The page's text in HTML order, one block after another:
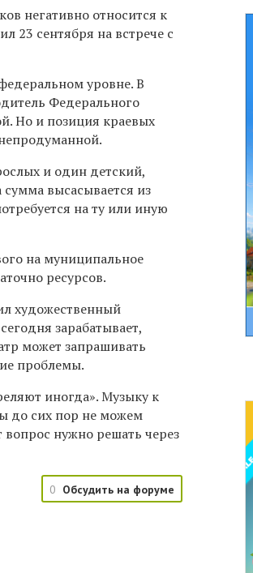
негативно относится к
23 сентября на встрече с
уровне. В
Федерального
Но и позиция краевых
и один детский,
высасывается из
на ту или иную
на муниципальное
ресурсов.
художественный
зарабатывает,
может запрашивать
проблемы.
иногда». Музыку к
до сих пор не можем
вопрос нужно решать через
0 Обсудить на форуме